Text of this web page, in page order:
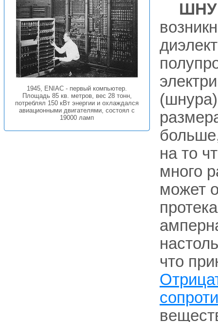
1945, ENIAC - первый компьютер.
Площадь 85 кв. метров, вес 28 тонн,
потреблял 150 кВт энергии и охлаждался
авиационными двигателями, состоял с
19000 ламп
на то
много
может
что